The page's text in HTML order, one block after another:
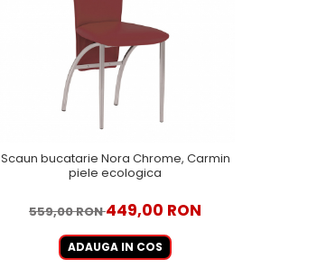
Scaun bucatarie Nora Chrome, Carmin
piele ecologica
559,00 RON449,00 RON
ADAUGA IN COS